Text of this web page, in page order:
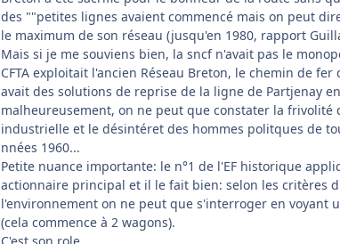
des ""petites lignes avaient commencé mais on peut
le maximum de son réseau (jusqu'en 1980, rapport
Mais si je me souviens bien, la sncf n'avait pas le
CFTA exploitait l'ancien Réseau Breton, le chemin de
avait des solutions de reprise de la ligne de Partjenay
malheureusement, on ne peut que constater la
industrielle et le désintéret des hommes politques de
nnées 1960...
Petite nuance importante: le n°1 de l'EF historique
actionnaire principal et il le fait bien: selon les critères
l'environnement on ne peut que s'interroger en voyant
(cela commence à 2 wagons).